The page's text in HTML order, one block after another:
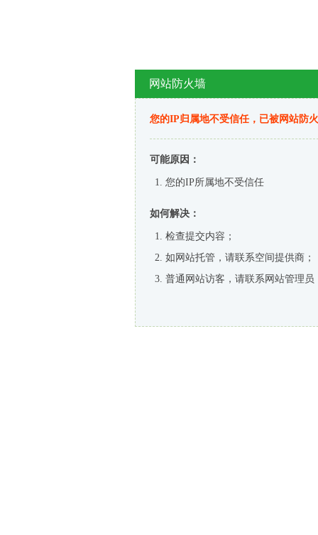
网站防火墙
您的IP归属地不受信任，已被网站防
可能原因：
您的IP所属地不受信任
如何解决：
检查提交内容；
如网站托管，请联系空间提供商；
普通网站访客，请联系网站管理员